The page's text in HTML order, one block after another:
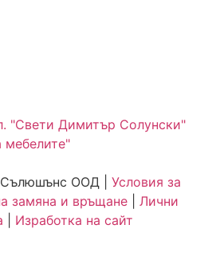
"Свети Димитър Солунски"
мебелите"
ООД | Условия за
замяна и връщане
Лични
Изработка на сайт